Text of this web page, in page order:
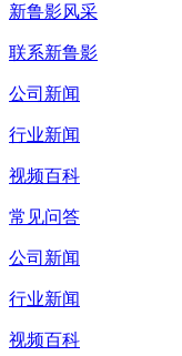
新鲁影风采
联系新鲁影
公司新闻
行业新闻
视频百科
常见问答
公司新闻
行业新闻
视频百科